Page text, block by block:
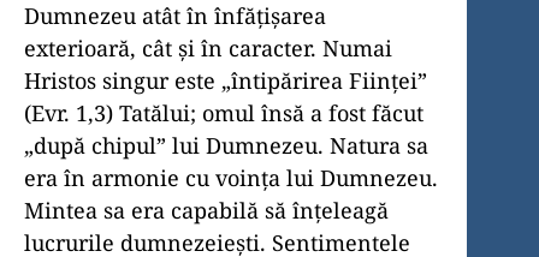
Dumnezeu atât în înfățișarea
exterioară, cât și în caracter. Numai
Hristos singur este „întipărirea Ființei”
(Evr. 1,3) Tatălui; omul însă a fost făcut
„după chipul” lui Dumnezeu. Natura sa
era în armonie cu voința lui Dumnezeu.
Mintea sa era capabilă să înțeleagă
lucrurile dumnezeiești. Sentimentele